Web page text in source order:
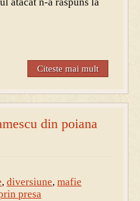
Citeste mai mult
din poiana
, diversiune, mafie
presa